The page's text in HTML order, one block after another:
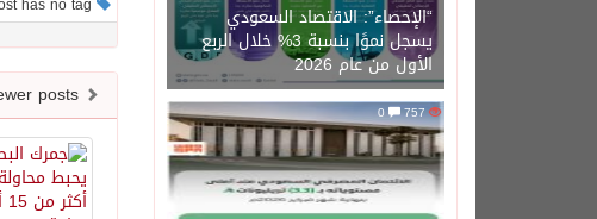
“الإحصاء”: الاقتصاد السعودي
يسجل نموًا بنسبة 3% خلال الربع
الأول من عام 2026
757
0